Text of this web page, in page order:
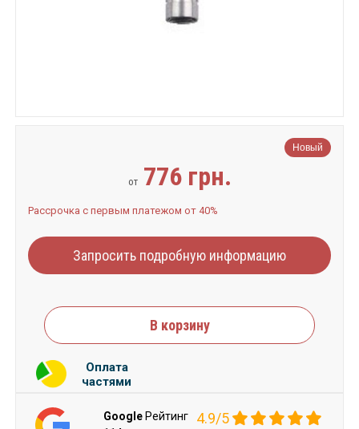
Новый
от 776 грн.
Рассрочка с первым платежом от 40%
Запросить подробную информацию
В корзину
Оплата
частями
Google Рейтинг 4.9/5